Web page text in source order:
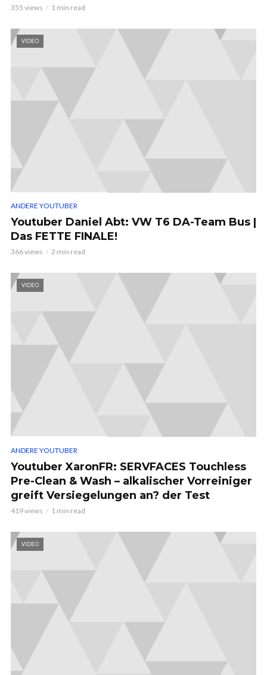
355 views 1 min read
VIDEO
ANDERE YOUTUBER
Youtuber Daniel Abt: VW T6 DA-Team Bus |
Das FETTE FINALE!
366 views 2 min read
VIDEO
ANDERE YOUTUBER
Youtuber XaronFR: SERVFACES Touchless
Pre-Clean & Wash – alkalischer Vorreiniger
greift Versiegelungen an? der Test
419 views 1 min read
VIDEO